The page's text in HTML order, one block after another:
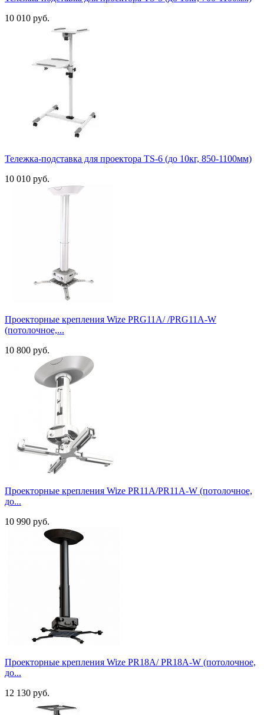
10 010 руб.
Тележка-подставка для проектора TS-6 (до 10кг, 850-1100мм)
10 010 руб.
Проекторные крепления Wize PRG11A/ /PRG11A-W
(потолочное,...
10 800 руб.
Проекторные крепления Wize PR11A/PR11A-W (потолочное,
до...
10 990 руб.
Проекторные крепления Wize PR18A/ PR18A-W (потолочное,
до...
12 130 руб.